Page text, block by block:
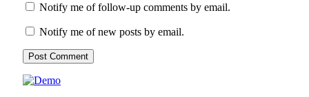
Notify me of follow-up comments by email.
Notify me of new posts by email.